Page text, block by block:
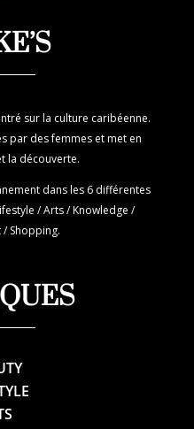
sur la culture caribéenne.
par des femmes et met en
la découverte.
dans les 6 différentes
/ Arts / Knowledge /
Shopping.